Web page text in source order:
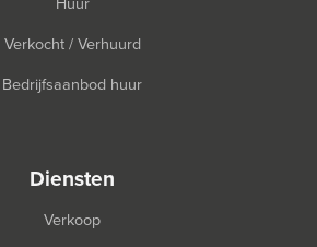
Verkocht / Verhuurd
Bedrijfsaanbod huur
diensten
Verkoop